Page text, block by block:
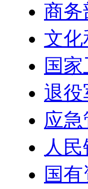
商务
文化
国
退役
应急
人
国